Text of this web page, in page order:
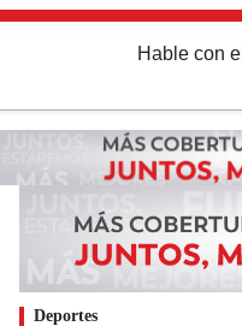
Hable con el
Deportes